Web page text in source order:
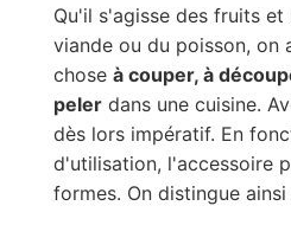
Qu'il s'agisse des fruits et
viande ou du poisson, on
chose à couper, à
pelerdans une cuisine.
dès lors impératif. En
d'utilisation, l'accessoire
formes. On distingue ainsi